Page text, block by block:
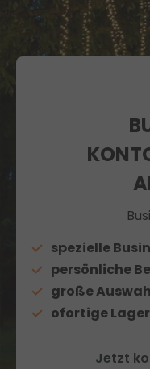
spezielle
persönliche
große
ofortige
Jetzt